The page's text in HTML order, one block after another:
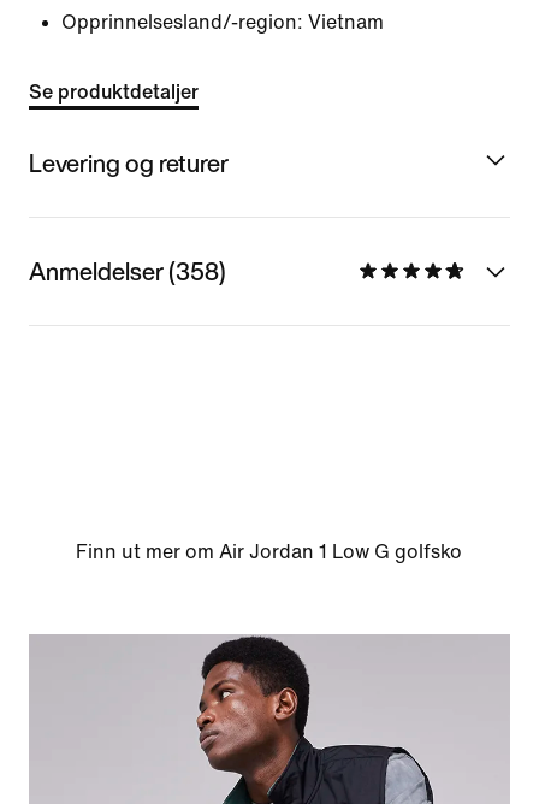
Opprinnelsesland/-region: Vietnam
Se produktdetaljer
Levering og returer
Anmeldelser (358)
Finn ut mer om Air Jordan 1 Low G golfsko